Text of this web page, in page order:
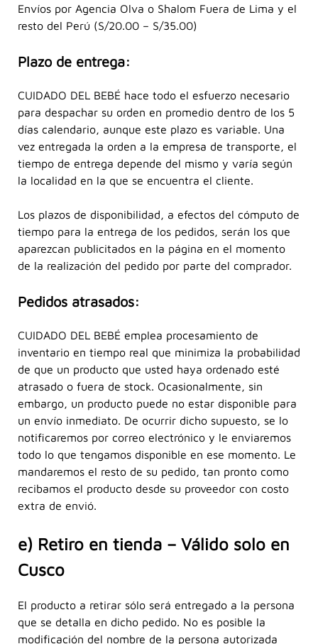
Envíos por Agencia Olva o Shalom Fuera de Lima y el
resto del Perú (S/20.00 – S/35.00)
Plazo de entrega:
CUIDADO DEL BEBÉ hace todo el esfuerzo necesario
para despachar su orden en promedio dentro de los 5
días calendario, aunque este plazo es variable. Una
vez entregada la orden a la empresa de transporte, el
tiempo de entrega depende del mismo y varía según
la localidad en la que se encuentra el cliente.
Los plazos de disponibilidad, a efectos del cómputo de
tiempo para la entrega de los pedidos, serán los que
aparezcan publicitados en la página en el momento
de la realización del pedido por parte del comprador.
Pedidos atrasados:
CUIDADO DEL BEBÉ emplea procesamiento de
inventario en tiempo real que minimiza la probabilidad
de que un producto que usted haya ordenado esté
atrasado o fuera de stock. Ocasionalmente, sin
embargo, un producto puede no estar disponible para
un envío inmediato. De ocurrir dicho supuesto, se lo
notificaremos por correo electrónico y le enviaremos
todo lo que tengamos disponible en ese momento. Le
mandaremos el resto de su pedido, tan pronto como
recibamos el producto desde su proveedor con costo
extra de envió.
e) Retiro en tienda – Válido solo en
Cusco
El producto a retirar sólo será entregado a la persona
que se detalla en dicho pedido. No es posible la
modificación del nombre de la persona autorizada